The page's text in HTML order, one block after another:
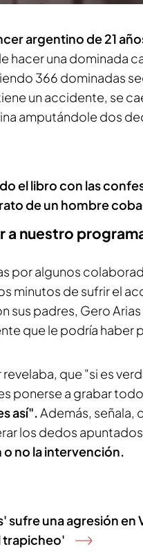
argentino de 21
hacer una dominada
366 dominadas
un accidente, se
amputándole dos
el libro con las
de un hombre
a nuestro
por algunos
minutos de sufrir el
sus padres, Gero
que le podría haber
que "si es
ponerse a grabar
así".Además, señala,
los dedos
o no la intervención.
sufre una agresión en
trapicheo'